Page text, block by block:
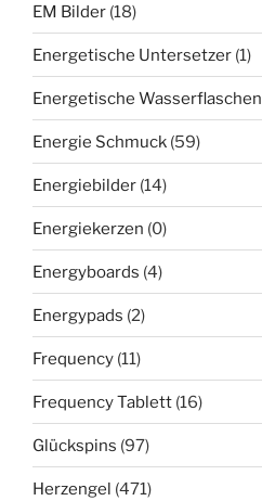
EM Bilder (18)
Energetische Untersetzer (1)
Energetische Wasserflaschen
Energie Schmuck (59)
Energiebilder (14)
Energiekerzen (0)
Energyboards (4)
Energypads (2)
Frequency (11)
Frequency Tablett (16)
Glückspins (97)
Herzengel (471)